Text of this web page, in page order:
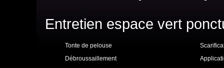
Entretien espace vert
Tonte de pelouse
Débroussaillement